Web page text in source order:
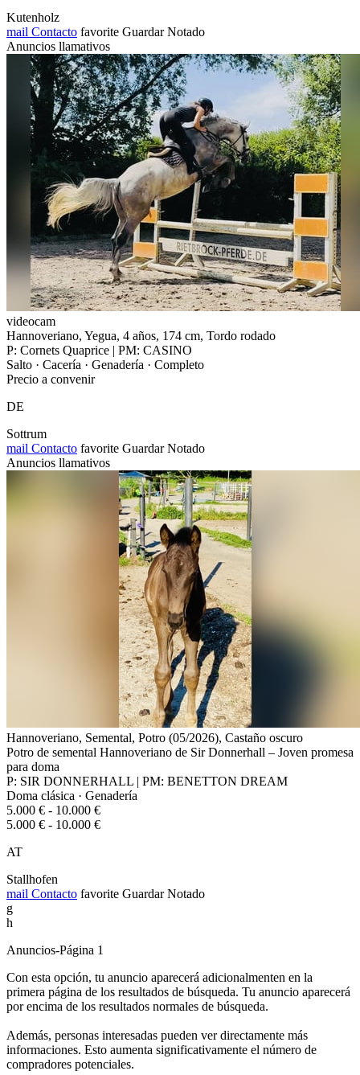
Kutenholz
mail Contacto favorite Guardar Notado
Anuncios llamativos
videocam
Hannoveriano, Yegua, 4 años, 174 cm, Tordo rodado
P: Cornets Quaprice | PM: CASINO
Salto · Cacería · Genadería · Completo
Precio a convenir
DE
Sottrum
mail Contacto favorite Guardar Notado
Anuncios llamativos
Hannoveriano, Semental, Potro (05/2026), Castaño oscuro
Potro de semental Hannoveriano de Sir Donnerhall – Joven promesa
para doma
P: SIR DONNERHALL | PM: BENETTON DREAM
Doma clásica · Genadería
5.000 € - 10.000 €
5.000 € - 10.000 €
AT
Stallhofen
mail Contacto favorite Guardar Notado
g
h
Anuncios-Página 1
Con esta opción, tu anuncio aparecerá adicionalmenten en la
primera página de los resultados de búsqueda. Tu anuncio aparecerá
por encima de los resultados normales de búsqueda.
Además, personas interesadas pueden ver directamente más
informaciones. Esto aumenta significativamente el número de
compradores potenciales.